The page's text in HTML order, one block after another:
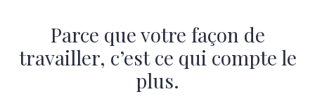
Parce que votre façon de
travailler, c’est ce qui compte le
plus.